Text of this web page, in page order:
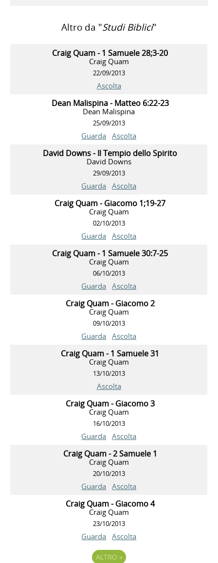
Altro da "Studi Biblici"
Craig Quam - 1 Samuele 28;3-20
Craig Quam
22/09/2013
Ascolta
Dean Malispina - Matteo 6:22-23
Dean Malispina
25/09/2013
Guarda Ascolta
David Downs - Il Tempio dello Spirito
David Downs
29/09/2013
Guarda Ascolta
Craig Quam - Giacomo 1;19-27
Craig Quam
02/10/2013
Guarda Ascolta
Craig Quam - 1 Samuele 30:7-25
Craig Quam
06/10/2013
Guarda Ascolta
Craig Quam - Giacomo 2
Craig Quam
09/10/2013
Guarda Ascolta
Craig Quam - 1 Samuele 31
Craig Quam
13/10/2013
Ascolta
Craig Quam - Giacomo 3
Craig Quam
16/10/2013
Guarda Ascolta
Craig Quam - 2 Samuele 1
Craig Quam
20/10/2013
Guarda Ascolta
Craig Quam - Giacomo 4
Craig Quam
23/10/2013
Guarda Ascolta
ALTRO »